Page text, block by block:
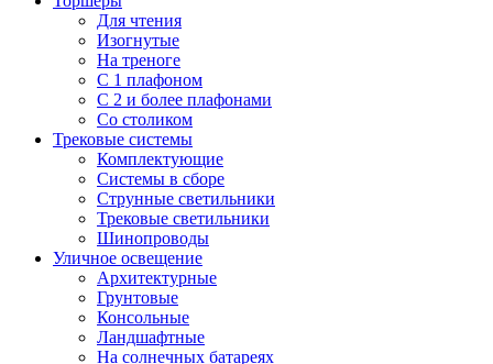
Для чтения
Изогнутые
На треноге
С 1 плафоном
С 2 и более плафонами
Со столиком
Трековые системы
Комплектующие
Системы в сборе
Струнные светильники
Трековые светильники
Шинопроводы
Уличное освещение
Архитектурные
Грунтовые
Консольные
Ландшафтные
На солнечных батареях